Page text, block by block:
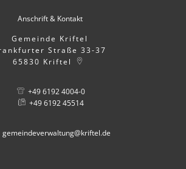
Anschrift & Kontakt
Gemeinde Kriftel
Straße 33-37
65830 Kriftel
+49 6192 4004-0
+49 6192 45514
gemeindeverwaltung@kriftel.de